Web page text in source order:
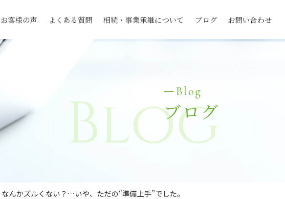
お客様の声 よくある質問 相続・事業承継について ブログ お問い合わせ
Blog
ブログ
Blog
んかズルくない？…いや、ただの“準備上手”でした。